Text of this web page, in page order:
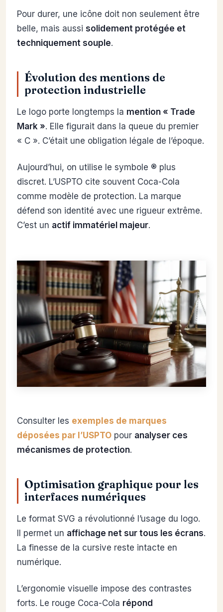
Pour durer, une icône doit non seulement être
belle, mais aussi solidement protégée et
techniquement souple.
Évolution des mentions de
protection industrielle
Le logo porte longtemps la mention « Trade
Mark ». Elle figurait dans la queue du premier
« C ». C’était une obligation légale de l’époque.
Aujourd’hui, on utilise le symbole ® plus
discret. L’USPTO cite souvent Coca-Cola
comme modèle de protection. La marque
défend son identité avec une rigueur extrême.
C’est un actif immatériel majeur.
Consulter les exemples de marques
déposées par l’USPTO pour analyser ces
mécanismes de protection.
Optimisation graphique pour les
interfaces numériques
Le format SVG a révolutionné l’usage du logo.
Il permet un affichage net sur tous les écrans.
La finesse de la cursive reste intacte en
numérique.
L’ergonomie visuelle impose des contrastes
forts. Le rouge Coca-Cola répond